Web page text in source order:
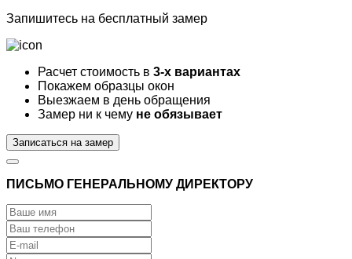
Запишитесь на бесплатный замер
Расчет стоимость в 3-х вариантах
Покажем образцы окон
Выезжаем в день обращения
Замер ни к чему не обязывает
Записаться на замер
ПИСЬМО ГЕНЕРАЛЬНОМУ ДИРЕКТОРУ